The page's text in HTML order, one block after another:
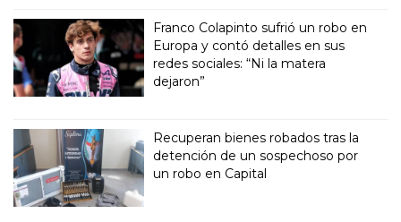
Franco Colapinto sufrió un robo en
Europa y contó detalles en sus
redes sociales: “Ni la matera
dejaron”
Recuperan bienes robados tras la
detención de un sospechoso por
un robo en Capital